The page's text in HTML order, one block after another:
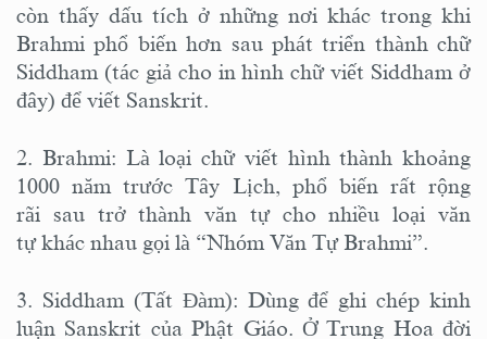
còn thấy dấu tích ở những nơi khác trong khi
Brahmi phổ biến hơn sau phát triển thành chữ
Siddham (tác giả cho in hình chữ viết Siddham ở
đây) để viết Sanskrit.
2. Brahmi: Là loại chữ viết hình thành khoảng
1000 năm trước Tây Lịch, phổ biến rất rộng
rãi sau trở thành văn tự cho nhiều loại văn
tự khác nhau gọi là “Nhóm Văn Tự Brahmi”.
3. Siddham (Tất Đàm): Dùng để ghi chép kinh
luận Sanskrit của Phật Giáo. Ở Trung Hoa đời